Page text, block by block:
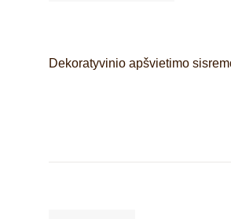
Dekoratyvinio apšvietimo